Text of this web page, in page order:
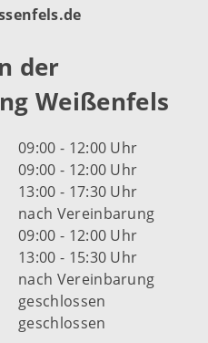
der
Weißenfels
09:00 - 12:00 Uhr
09:00 - 12:00 Uhr
13:00 - 17:30 Uhr
nach Vereinbarung
09:00 - 12:00 Uhr
13:00 - 15:30 Uhr
nach Vereinbarung
geschlossen
geschlossen